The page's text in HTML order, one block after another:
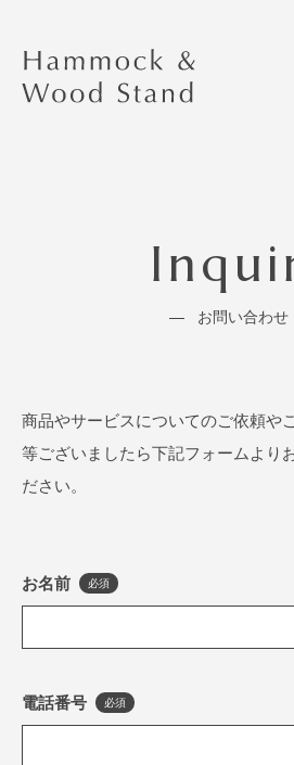
お問い合わせ
商品やサービスについてのご依頼や
等ございましたら下記フォームより
ださい。
お名前 必須
電話番号 必須